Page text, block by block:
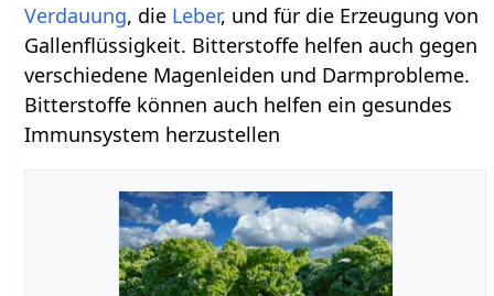
Verdauung, die Leber, und für die Erzeugung von
Gallenflüssigkeit. Bitterstoffe helfen auch gegen
verschiedene Magenleiden und Darmprobleme.
Bitterstoffe können auch helfen ein gesundes
Immunsystem herzustellen